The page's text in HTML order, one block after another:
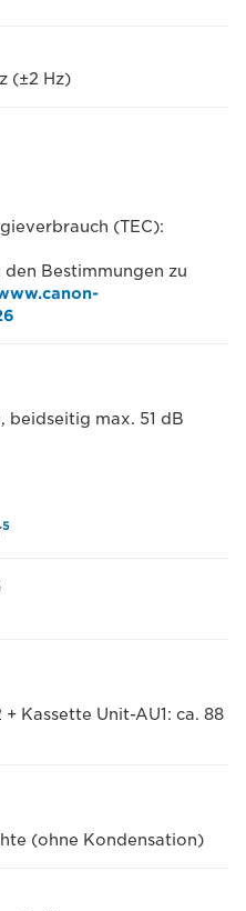
(±2 Hz)
(TEC):
Bestimmungen zu
beidseitig max. 51 dB
5
Kassette Unit-AU1: ca. 88
(ohne Kondensation)